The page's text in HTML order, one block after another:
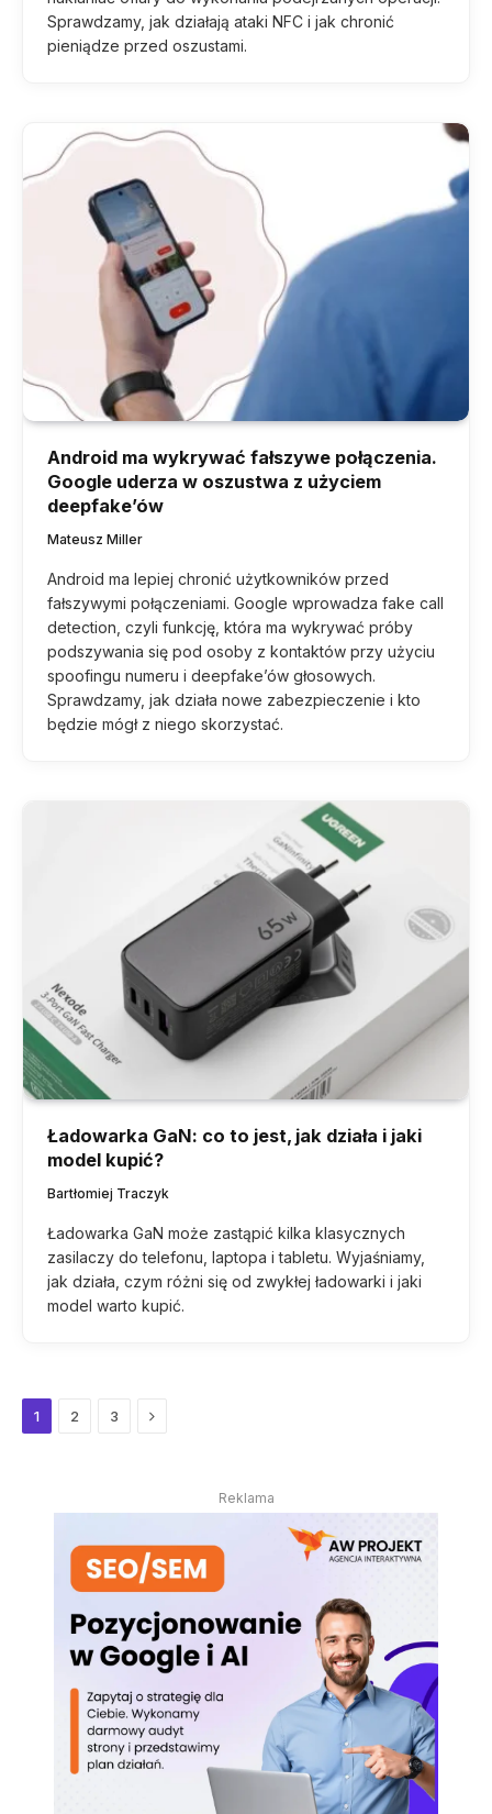
Sprawdzamy, jak działają ataki NFC i jak chronić
pieniądze przed oszustami.
Android ma wykrywać fałszywe połączenia.
Google uderza w oszustwa z użyciem
deepfake’ów
Mateusz Miller
Android ma lepiej chronić użytkowników przed
fałszywymi połączeniami. Google wprowadza fake call
detection, czyli funkcję, która ma wykrywać próby
podszywania się pod osoby z kontaktów przy użyciu
spoofingu numeru i deepfake’ów głosowych.
Sprawdzamy, jak działa nowe zabezpieczenie i kto
będzie mógł z niego skorzystać.
Ładowarka GaN: co to jest, jak działa i jaki
model kupić?
Bartłomiej Traczyk
Ładowarka GaN może zastąpić kilka klasycznych
zasilaczy do telefonu, laptopa i tabletu. Wyjaśniamy,
jak działa, czym różni się od zwykłej ładowarki i jaki
model warto kupić.
1 2 3 Next
Reklama